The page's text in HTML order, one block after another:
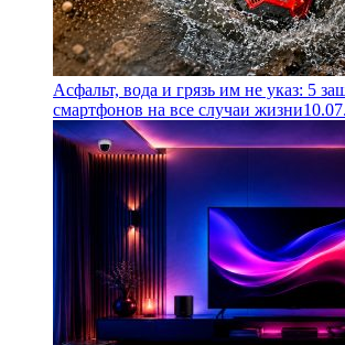
Асфальт, вода и грязь им не указ: 5
смартфонов на все случаи жизни